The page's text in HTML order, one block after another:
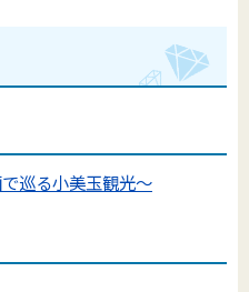
巡る小美玉観光～